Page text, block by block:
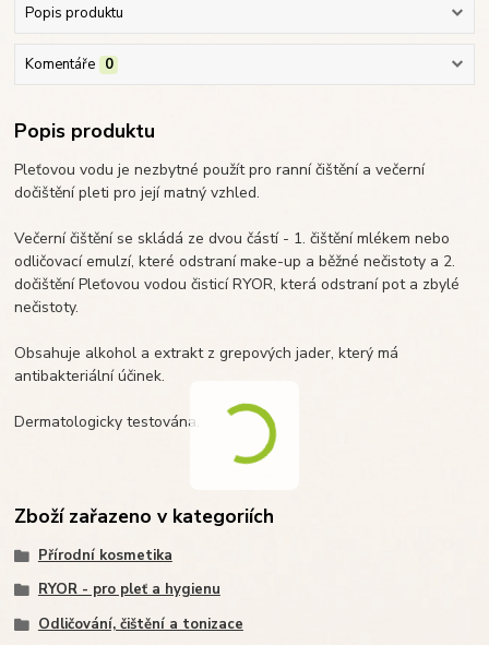
Popis produktu
Komentáře 0
Popis produktu
Pleťovou vodu je nezbytné použít pro ranní čištění a večerní
dočištění pleti pro její matný vzhled.
Večerní čištění se skládá ze dvou částí - 1. čištění mlékem nebo
odličovací emulzí, které odstraní make-up a běžné nečistoty a 2.
dočištění Pleťovou vodou čisticí RYOR, která odstraní pot a zbylé
nečistoty.
Obsahuje alkohol a extrakt z grepových jader, který má
antibakteriální účinek.
Dermatologicky testována.
Zboží zařazeno v kategoriích
Přírodní kosmetika
RYOR - pro pleť a hygienu
Odličování, čištění a tonizace